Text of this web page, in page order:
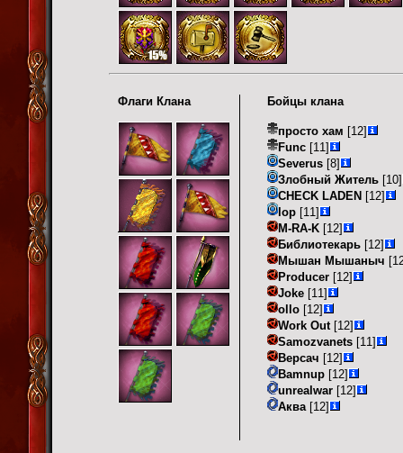
Флаги Клана Бойцы клана
просто хам [12]
Func [11]
Severus [8]
Злобный Житель [10]
CHECK LADEN [12]
lop [11]
M-RA-K [12]
Библиотекарь [12]
Мышан Мышаныч
Producer [12]
Joke [11]
ollo [12]
Work Out [12]
Samozvanets [11]
Версач [12]
Bamnup [12]
unrealwar [12]
Аква [12]